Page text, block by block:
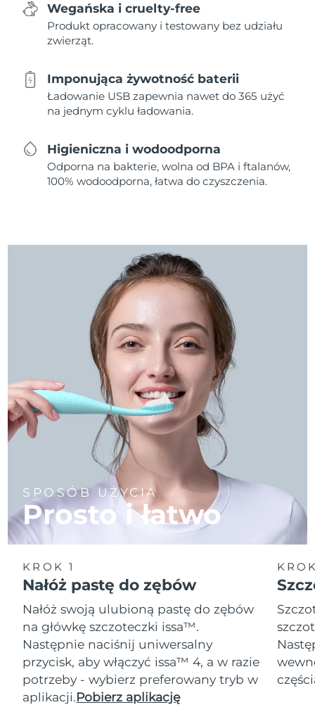
Wegańska i cruelty-free
Produkt opracowany i testowany bez udziału
zwierząt.
Imponująca żywotność baterii
Ładowanie USB zapewnia nawet do 365 użyć
na jednym cyklu ładowania.
Higieniczna i wodoodporna
Odporna na bakterie, wolna od BPA i ftalanów,
100% wodoodporna, łatwa do czyszczenia.
SPOSÓB UŻYCIA
Prosto i łatwo
KROK 1
Nałóż pastę do zębów
Nałóż swoją ulubioną pastę do zębów
na główkę szczoteczki issa™.
Następnie naciśnij uniwersalny
przycisk, aby włączyć issa™ 4, a w razie
potrzeby - wybierz preferowany tryb w
aplikacji.Pobierz aplikację